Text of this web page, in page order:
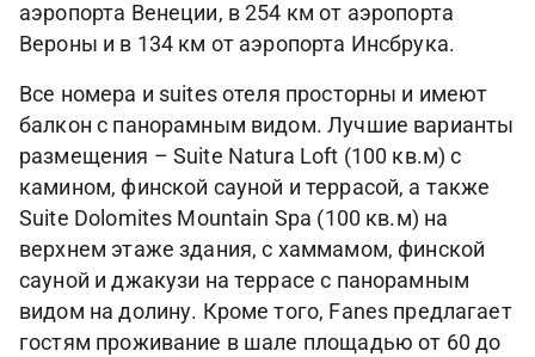
аэропорта Венеции, в 254 км от аэропорта
Вероны и в 134 км от аэропорта Инсбрука.
Все номера и suites отеля просторны и имеют
балкон с панорамным видом. Лучшие варианты
размещения – Suite Natura Loft (100 кв.м) с
камином, финской сауной и террасой, а также
Suite Dolomites Mountain Spa (100 кв.м) на
верхнем этаже здания, с хаммамом, финской
сауной и джакузи на террасе с панорамным
видом на долину. Кроме того, Fanes предлагает
гостям проживание в шале площадью от 60 до